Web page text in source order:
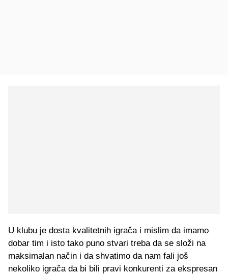
U klubu je dosta kvalitetnih igrača i mislim da imamo
dobar tim i isto tako puno stvari treba da se složi na
maksimalan način i da shvatimo da nam fali još
nekoliko igrača da bi bili pravi konkurenti za ekspresan